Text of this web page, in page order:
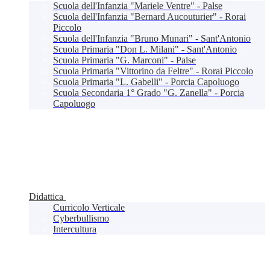
Scuola dell'Infanzia "Mariele Ventre" - Palse
Scuola dell'Infanzia "Bernard Aucouturier" - Rorai
Piccolo
Scuola dell'Infanzia "Bruno Munari" - Sant'Antonio
Scuola Primaria "Don L. Milani" - Sant'Antonio
Scuola Primaria "G. Marconi" - Palse
Scuola Primaria "Vittorino da Feltre" - Rorai Piccolo
Scuola Primaria "L. Gabelli" - Porcia Capoluogo
Scuola Secondaria 1° Grado "G. Zanella" - Porcia
Capoluogo
Didattica
Curricolo Verticale
Cyberbullismo
Intercultura